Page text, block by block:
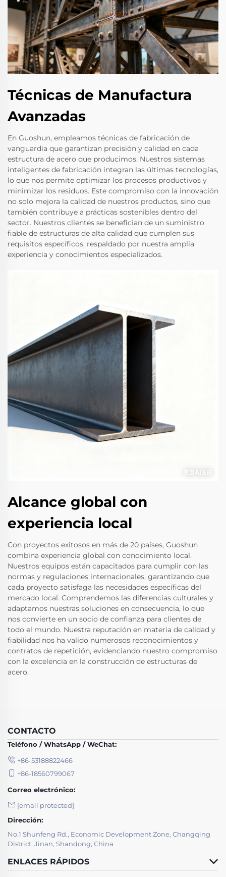
Técnicas de Manufactura
Avanzadas
En Guoshun, empleamos técnicas de fabricación de
vanguardia que garantizan precisión y calidad en cada
estructura de acero que producimos. Nuestros sistemas
inteligentes de fabricación integran las últimas tecnologías,
lo que nos permite optimizar los procesos productivos y
minimizar los residuos. Este compromiso con la innovación
no solo mejora la calidad de nuestros productos, sino que
también contribuye a prácticas sostenibles dentro del
sector. Nuestros clientes se benefician de un suministro
fiable de estructuras de alta calidad que cumplen sus
requisitos específicos, respaldado por nuestra amplia
experiencia y conocimientos especializados.
Alcance global con
experiencia local
Con proyectos exitosos en más de 20 países, Guoshun
combina experiencia global con conocimiento local.
Nuestros equipos están capacitados para cumplir con las
normas y regulaciones internacionales, garantizando que
cada proyecto satisfaga las necesidades específicas del
mercado local. Comprendemos las diferencias culturales y
adaptamos nuestras soluciones en consecuencia, lo que
nos convierte en un socio de confianza para clientes de
todo el mundo. Nuestra reputación en materia de calidad y
fiabilidad nos ha valido numerosos reconocimientos y
contratos de repetición, evidenciando nuestro compromiso
con la excelencia en la construcción de estructuras de
acero.
CONTACTO
Teléfono / WhatsApp / WeChat:
+86-53188822466
+86-18560799067
Correo electrónico:
[email protected]
Dirección:
No.1 Shunfeng Rd., Economic Development Zone, Changqing
District, Jinan, Shandong, China
ENLACES RÁPIDOS